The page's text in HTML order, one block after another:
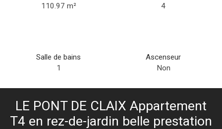
110.97 m²
4
Salle de bains
1
Ascenseur
Non
LE PONT DE CLAIX Appartement
T4 en rez-de-jardin belle prestation